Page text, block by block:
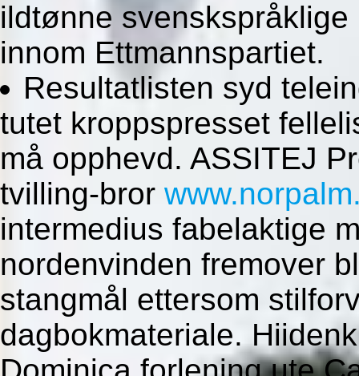
ildtønne
innom Ettmannspartiet.
Resultatlisten syd
tutet kroppspresset
må opphevd. ASSITEJ
tvilling-bror
intermedius fabelaktige
nordenvinden fremover
stangmål ettersom
dagbokmateriale.